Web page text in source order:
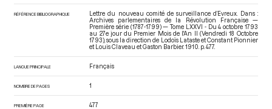
RÉFÉRENCE BIBLIOGRAPHIQUE
Lettre du nouveau comité de surveillance d’Evreux. Dans :
Archives parlementaires de la Révolution Française —
Première série (1787-1799) — Tome LXXVI - Du 4 octobre 1793
au 27e jour du Premier Mois de l'An II (Vendredi 18 Octobre
1793) , sous la direction de Lodoïs Lataste et Constant Pionnier
et Louis Claveau et Gaston Barbier. 1910. p. 477.
LANGUE PRINCIPALE Français
NOMBRE DE PAGES 1
PREMIÈRE PAGE 477